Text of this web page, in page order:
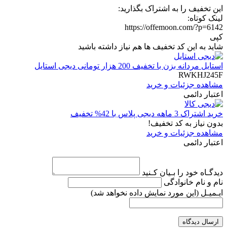
این تخفیف را به اشتراک بگذارید:
لینک کوتاه:
https://offemoon.com/?p=6142
کپی
شاید به این کد تخفیف ها هم نیاز داشته باشید
استایل مردانه بزن با تخفیف 200 هزار تومانی دیجی استایل
RWKHJ245F
مشاهده جزئیات و خرید
اعتبار دائمی
خرید اشتراک 3 ماهه دیجی پلاس با 42% تخفیف
بدون نیاز به کد تخفیف!
مشاهده جزئیات و خرید
اعتبار دائمی
دیدگـاه خود را بـیان کـنید
نام و نام خانوادگی
ایـمیـل (این مورد نمایش داده نخواهد شد)
ارسال دیدگاه